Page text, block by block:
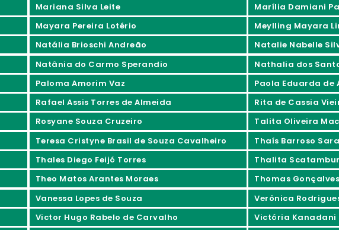
Mariana Silva Leite
Marília Damiani
Mayara Pereira Lotério
Meylling Mayara
Natália Brioschi Andreão
Natalie Nabelle
Natânia do Carmo Sperandio
Nathalia dos
Paloma Amorim Vaz
Paola Eduarda de
Rafael Assis Torres de Almeida
Rita de Cassia
Rosyane Souza Cruzeiro
Talita Oliveira
Teresa Cristyne Brasil de Souza Cavalheiro
Thaís Barroso
Thales Diego Feijó Torres
Thalita
Theo Matos Arantes Moraes
Thomas
Vanessa Lopes de Souza
Verônica
Victor Hugo Rabelo de Carvalho
Victória Kanadani